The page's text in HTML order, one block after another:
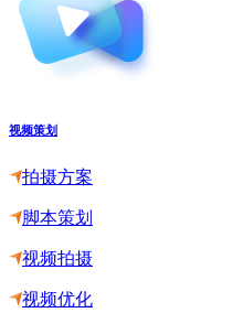
视频策划
拍摄方案
脚本策划
视频拍摄
视频优化